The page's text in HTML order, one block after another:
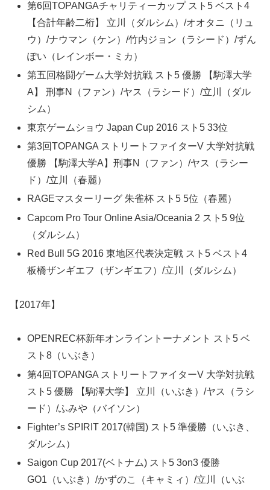
第6回TOPANGAチャリティーカップ スト5 ベスト4
【合計年齢二桁】 立川（ダルシム）/オオタニ（リュ
ウ）/ナウマン（ケン）/竹内ジョン（ラシード）/ずん
ぽい（レインボー・ミカ）
第五回格闘ゲーム大学対抗戦 スト5 優勝 【駒澤大学
A】 刑事N（ファン）/ヤス（ラシード）/立川（ダル
シム）
東京ゲームショウ Japan Cup 2016 スト5 33位
第3回TOPANGA ストリートファイターV 大学対抗戦
優勝 【駒澤大学A】刑事N（ファン）/ヤス（ラシー
ド）/立川（春麗）
RAGEマスターリーグ 朱雀杯 スト5 5位（春麗）
Capcom Pro Tour Online Asia/Oceania 2 スト5 9位
（ダルシム）
Red Bull 5G 2016 東地区代表決定戦 スト5 ベスト4
板橋ザンギエフ（ザンギエフ）/立川（ダルシム）
【2017年】
OPENREC杯新年オンライントーナメント スト5 ベ
スト8（いぶき）
第4回TOPANGA ストリートファイターV 大学対抗戦
スト5 優勝 【駒澤大学】 立川（いぶき）/ヤス（ラシ
ード）/ふみや（バイソン）
Fighter’s SPIRIT 2017(韓国) スト5 準優勝（いぶき、
ダルシム）
Saigon Cup 2017(ベトナム) スト5 3on3 優勝
GO1（いぶき）/かずのこ（キャミィ）/立川（いぶ